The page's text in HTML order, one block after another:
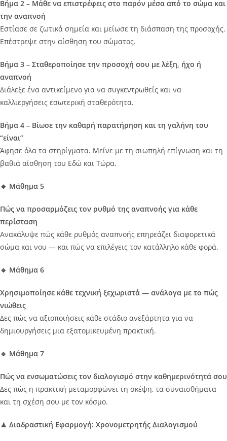
Βήμα 2 – Μάθε να επιστρέφεις στο παρόν μέσα από το σώμα και
την αναπνοή
Εστίασε σε ζωτικά σημεία και μείωσε τη διάσπαση της προσοχής.
Επέστρεψε στην αίσθηση του σώματος.
Βήμα 3 – Σταθεροποίησε την προσοχή σου με λέξη, ήχο ή
αναπνοή
Διάλεξε ένα αντικείμενο για να συγκεντρωθείς και να
καλλιεργήσεις εσωτερική σταθερότητα.
Βήμα 4 – Βίωσε την καθαρή παρατήρηση και τη γαλήνη του
“είναι”
Άφησε όλα τα στηρίγματα. Μείνε με τη σιωπηλή επίγνωση και τη
βαθιά αίσθηση του Εδώ και Τώρα.
🔹 Μάθημα 5
Πώς να προσαρμόζεις τον ρυθμό της αναπνοής για κάθε
περίσταση
Ανακάλυψε πώς κάθε ρυθμός αναπνοής επηρεάζει διαφορετικά
σώμα και νου — και πώς να επιλέγεις τον κατάλληλο κάθε φορά.
🔹 Μάθημα 6
Χρησιμοποίησε κάθε τεχνική ξεχωριστά — ανάλογα με το πώς
νιώθεις
Δες πώς να αξιοποιήσεις κάθε στάδιο ανεξάρτητα για να
δημιουργήσεις μια εξατομικευμένη πρακτική.
🔹 Μάθημα 7
Πώς να ενσωματώσεις τον διαλογισμό στην καθημερινότητά σου
Δες πώς η πρακτική μεταμορφώνει τη σκέψη, τα συναισθήματα
και τη σχέση σου με τον κόσμο.
🧘 Διαδραστική Εφαρμογή: Χρονομετρητής Διαλογισμού